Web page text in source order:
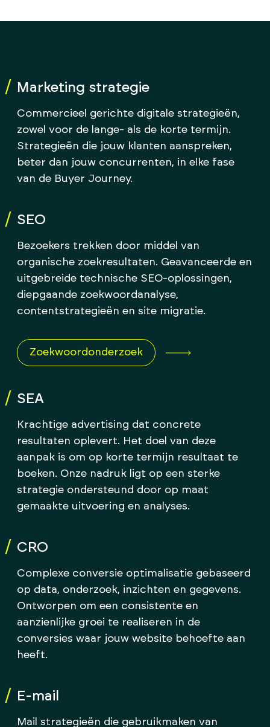
Marketing strategie
Commercieel gerichte digitale strategieën,
zowel voor de lange- als de korte termijn.
Strategieën die jouw klanten aanspreken,
beter dan jouw concurrenten, in elke fase
van de Buyer Journey.
SEO
Bezoekers trekken door middel van
organische zoekresultaten. Geavanceerde en
uitgebreide technische SEO-oplossingen,
diepgaande zoekwoordanalyse,
contentstrategieën en site migratie.
Zoekwoordonderzoek
SEA
Krachtige advertising dat concrete
resultaten oplevert. Het doel van deze
aanpak is om op korte termijn resultaat te
boeken. Onze nadruk ligt op een sterke
strategie ondersteund door op maat
gemaakte uitvoering en analyses.
CRO
Complexe conversie optimalisatie gebaseerd
op data, onderzoek, inzichten en gegevens.
Ontworpen om een consistente en
aanzienlijke groei te realiseren in de
conversies waar jouw website behoefte aan
heeft.
E-mail
Mail strategieën die gebruikmaken van